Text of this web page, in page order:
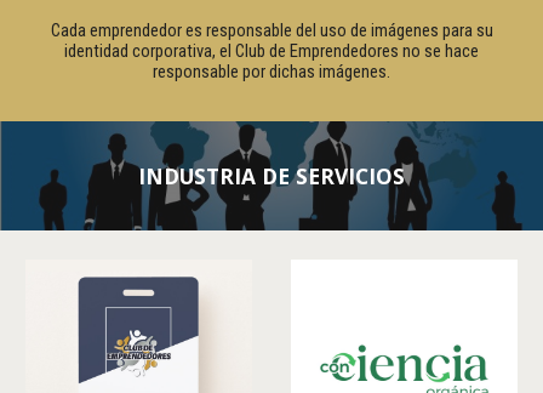
Cada emprendedor es responsable del uso de imágenes para su
identidad corporativa, el Club de Emprendedores no se hace
responsable por dichas imágenes.
INDUSTRIA DE SERVICIOS